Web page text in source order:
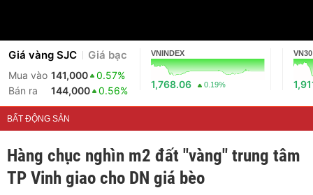
Giá vàng SJC Giá bạc
Mua vào 141,000
0.57%
Bán ra
144,000 0.56%
VNINDEX
1,768.06 0.19%
VN30
BẤT ĐỘNG SẢN
Hàng chục nghìn m2 đất "vàng" trung tâm
TP Vinh giao cho DN giá bèo